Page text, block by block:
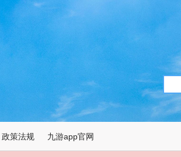
政策法规 九游app官网